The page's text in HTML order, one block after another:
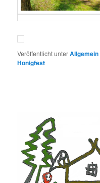
Veröffentlicht unterAllgemein
Honigfest